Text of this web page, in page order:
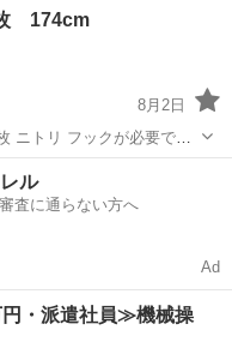
174cm
8月2日
ル
査に通らない方へ
Ad
・派遣社員≫機械操